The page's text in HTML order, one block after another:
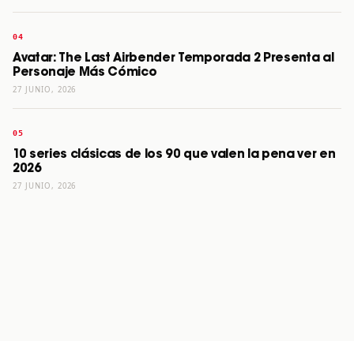
Avatar: The Last Airbender Temporada 2 Presenta al
Personaje Más Cómico
27 JUNIO, 2026
10 series clásicas de los 90 que valen la pena ver en
2026
27 JUNIO, 2026